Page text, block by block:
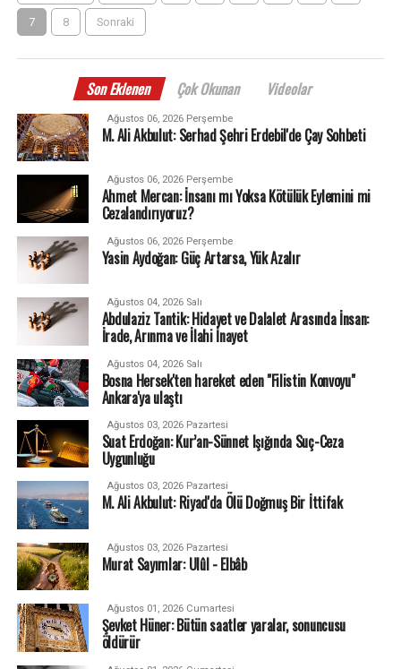
7 8 Sonraki
Son Eklenen Çok Okunan Videolar
Ağustos 06, 2026 Perşembe
M. Ali Akbulut: Serhad Şehri Erdebil'de Çay Sohbeti
Ağustos 06, 2026 Perşembe
Ahmet Mercan: İnsanı mı Yoksa Kötülük Eylemini mi
Cezalandırıyoruz?
Ağustos 06, 2026 Perşembe
Yasin Aydoğan: Güç Artarsa, Yük Azalır
Ağustos 04, 2026 Salı
Abdulaziz Tantik: Hidayet ve Dalalet Arasında İnsan:
İrade, Arınma ve İlahi İnayet
Ağustos 04, 2026 Salı
Bosna Hersek'ten hareket eden "Filistin Konvoyu"
Ankara'ya ulaştı
Ağustos 03, 2026 Pazartesi
Suat Erdoğan: Kur’an-Sünnet Işığında Suç-Ceza
Uygunluğu
Ağustos 03, 2026 Pazartesi
M. Ali Akbulut: Riyad'da Ölü Doğmuş Bir İttifak
Ağustos 03, 2026 Pazartesi
Murat Sayımlar: Ulûl - Elbâb
Ağustos 01, 2026 Cumartesi
Şevket Hüner: Bütün saatler yaralar, sonuncusu
öldürür